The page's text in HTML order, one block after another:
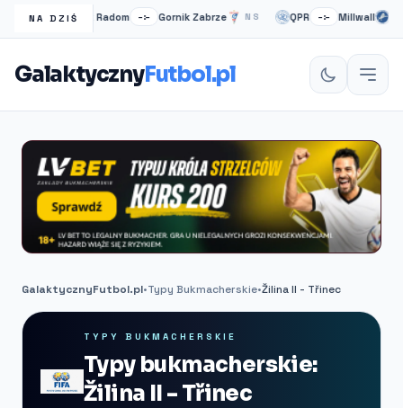
NA DZIŚ
Radomiak Radom –:– Gornik Zabrze NS QPR –:– Millwall NS
GalaktycznyFutbol.pl
GalaktycznyFutbol.pl•Typy Bukmacherskie•Žilina II - Třinec
TYPY BUKMACHERSKIE
Typy bukmacherskie:
Žilina II - Třinec